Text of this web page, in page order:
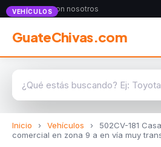
Anunciate con nosotros
GuateChivas.com
Inicio › Vehículos ›
502CV-181
comercial en zona 9 a en vía muy
VEHÍCULOS